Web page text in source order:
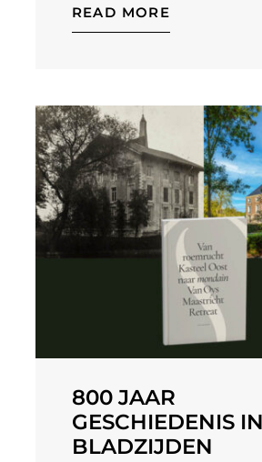
READ MORE
800 JAAR
GESCHIEDENIS
BLADZIJDEN